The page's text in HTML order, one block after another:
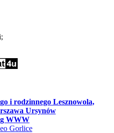
i rodzinnego Lesznowola,
Ursynów
WWW
Gorlice